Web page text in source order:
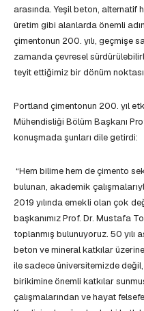
arasında. Yeşil beton, alternatif
üretim gibi alanlarda önemli
çimentonun 200. yılı, geçmişe
zamanda çevresel
teyit ettiğimiz bir dönüm
Portland çimentonun 200. yıl
Mühendisliği Bölüm Başkanı
konuşmada şunları dile getirdi:
“Hem bilime hem de çimento
bulunan, akademik
2019 yılında emekli olan çok
başkanımız Prof. Dr. Mustafa
toplanmış bulunuyoruz. 50 yılı
beton ve mineral katkılar
ile sadece üniversitemizde
birikimine önemli katkılar
çalışmalarından ve hayat